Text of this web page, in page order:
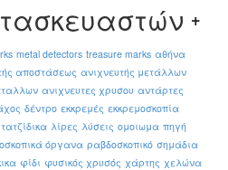
metal detectors treasure marks αθήνα
αποστάσεως ανιχνευτής μετάλλων
ανιχνευτες χρυσου αντάρτες
δέντρο εκκρεμές εκκρεμοσκοπία
λίρες λύσεις ομοιωμα πηγή
όργανα ραβδοσκοπικό σημάδια
φίδι φυσικός χρυσός χάρτης χελώνα